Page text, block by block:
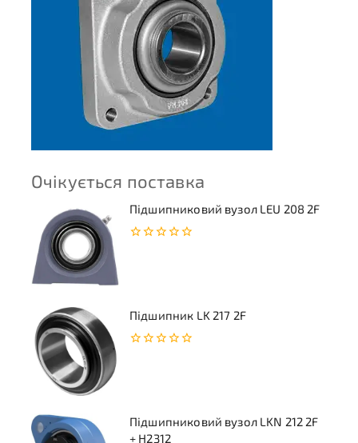
Очікується поставка
Підшипниковий вузол LEU 208 2F
Підшипник LK 217 2F
Підшипниковий вузол LKN 212 2F
+ H2312